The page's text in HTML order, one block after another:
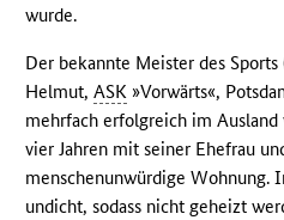
wurde.
Der bekannte Meister des Sports
Helmut,ASK »Vorwärts«,
mehrfach erfolgreich im
vier Jahren mit seiner Ehefrau
menschenunwürdige Wohnung.
undicht, sodass nicht geheizt